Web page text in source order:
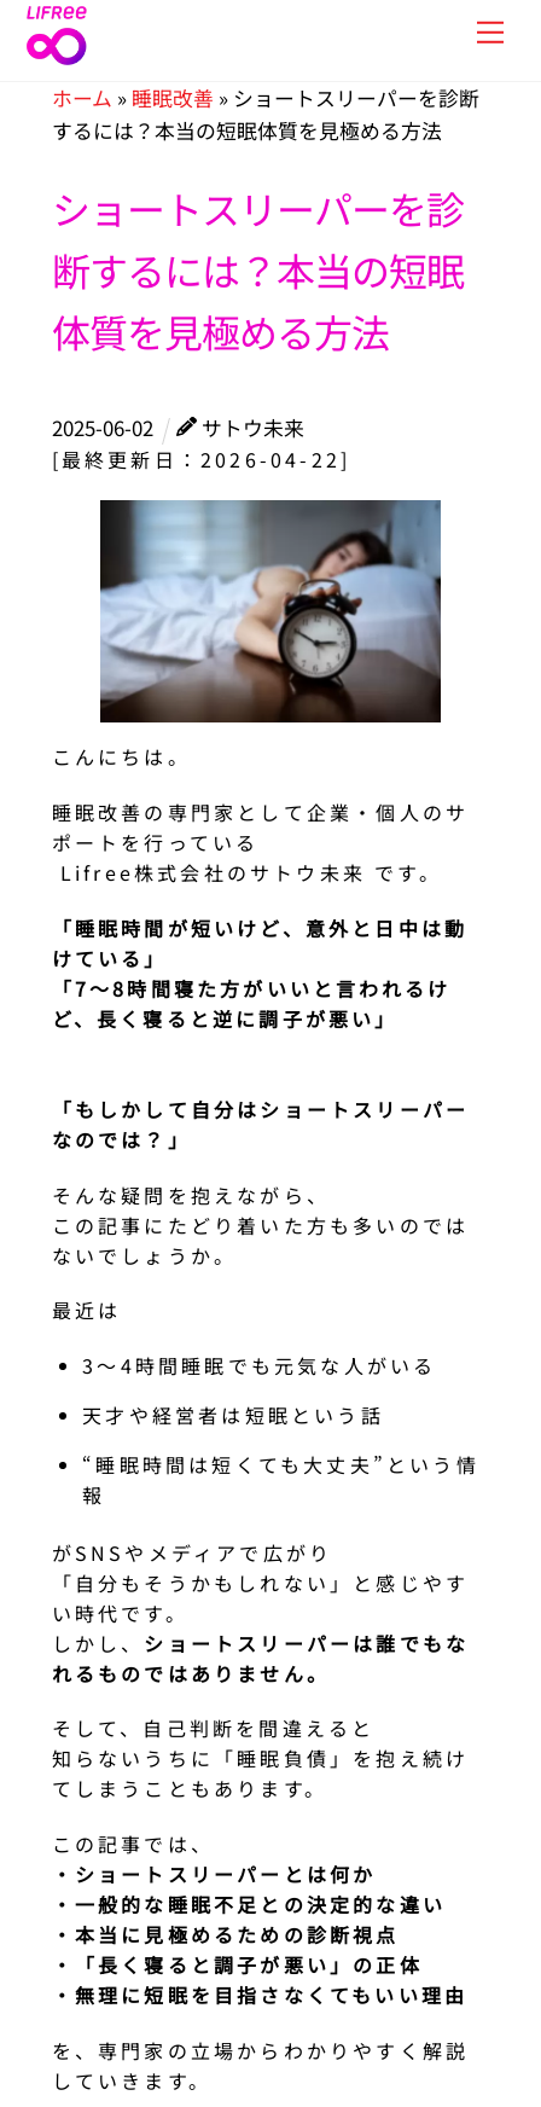
Skip
ホーム » 睡眠改善 »ショートスリーパーを診断
するには？本当の短眠体質を見極める方法
ショートスリーパーを診
断するには？本当の短眠
体質を見極める方法
2025-06-02
サトウ未来
[最終更新日：2026-04-22]
こんにちは。
睡眠改善の専門家として企業・個人のサ
ポートを行っている
Lifree株式会社のサトウ未来 です。
「睡眠時間が短いけど、意外と日中は動
けている」
「7〜8時間寝た方がいいと言われるけ
ど、長く寝ると逆に調子が悪い」
「もしかして自分はショートスリーパー
なのでは？」
そんな疑問を抱えながら、
この記事にたどり着いた方も多いのでは
ないでしょうか。
最近は
3〜4時間睡眠でも元気な人がいる
天才や経営者は短眠という話
“睡眠時間は短くても大丈夫”という情
報
がSNSやメディアで広がり
「自分もそうかもしれない」と感じやす
い時代です。
しかし、 ショートスリーパーは誰でもな
れるものではありません。
そして、自己判断を間違えると
知らないうちに「睡眠負債」を抱え続け
てしまうこともあります。
この記事では、
・ショートスリーパーとは何か
・一般的な睡眠不足との決定的な違い
・本当に見極めるための診断視点
・「長く寝ると調子が悪い」の正体
・無理に短眠を目指さなくてもいい理由
を、専門家の立場からわかりやすく解説
していきます。